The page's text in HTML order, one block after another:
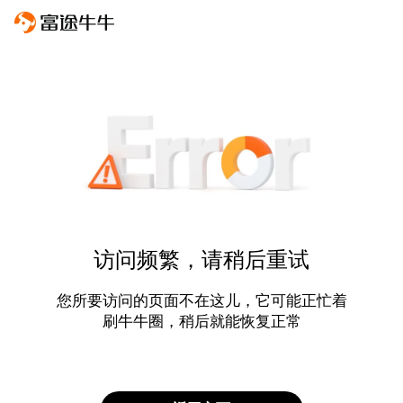
访问频繁，请稍后重试
您所要访问的页面不在这儿，它可能正忙着
刷牛牛圈，稍后就能恢复正常